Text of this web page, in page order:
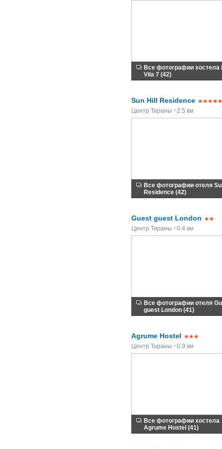
Все фотографии хостела
Vila 7 (42)
Sun Hill Residence
Центр Тираны ~2.5 км
Все фотографии отеля
Residence (42)
Guest guest London
Центр Тираны ~0.4 км
Все фотографии отеля
guest London (41)
Agrume Hostel
Центр Тираны ~0.9 км
Все фотографии хостела
Agrume Hostel (41)